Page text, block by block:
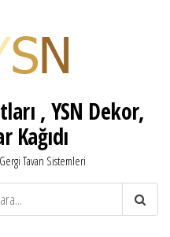
, YSN Dekor,
Kağıdı
Tavan Sistemleri